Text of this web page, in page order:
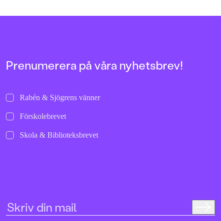
Prenumerera på våra nyhetsbrev!
Rabén & Sjögrens vänner
Förskolebrevet
Skola & Biblioteksbrevet